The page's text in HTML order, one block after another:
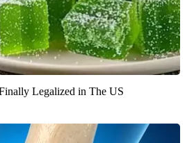
Legalized in The US